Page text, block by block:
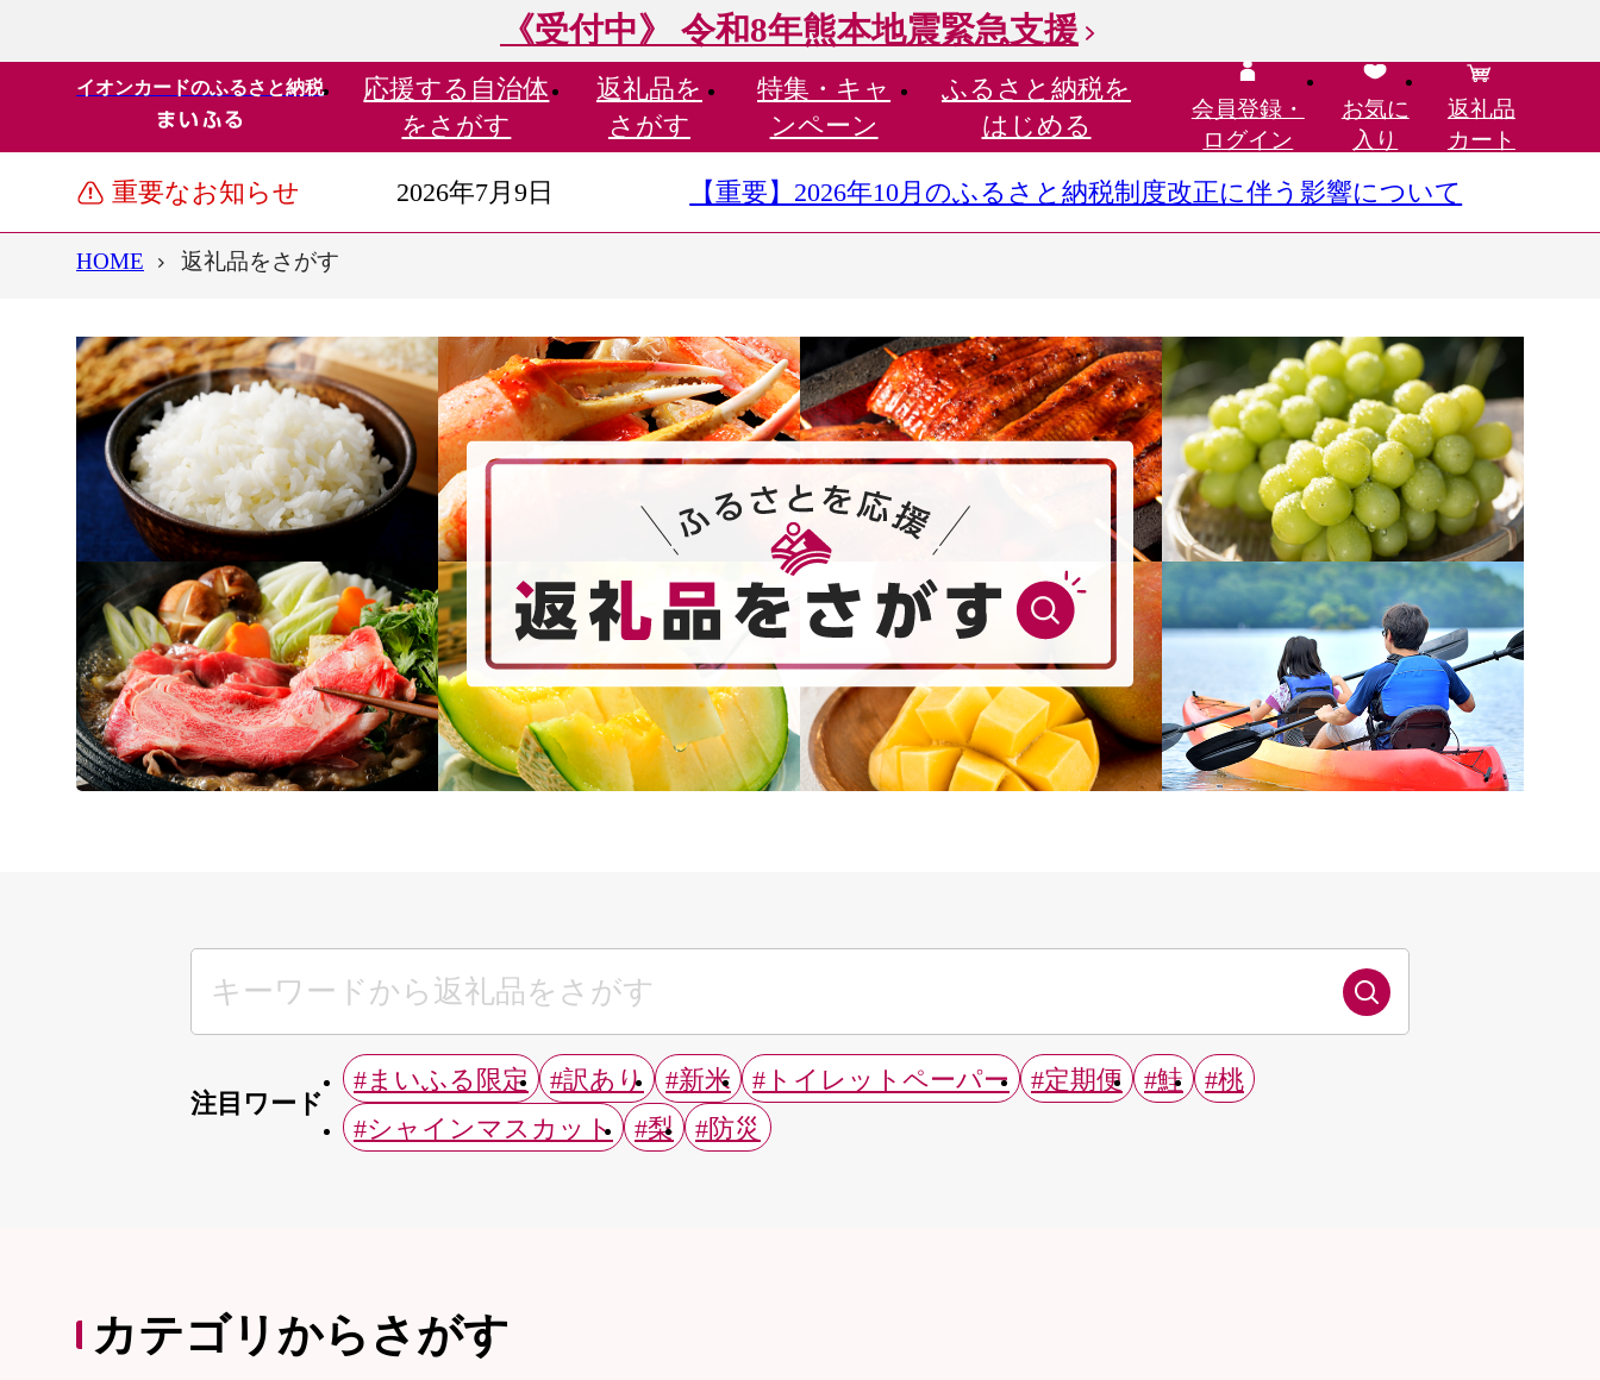
《受付中》 令和8年熊本地震緊急支援
イオンカードのふるさと納税 応援する 自治体
をさがす
返礼品を
さがす
特集・ キャ
ンペーン
ふるさと納税を
はじめる
会員登録・
ログイン
お気に
入り
返礼品
カート
重要なお知らせ 2026年7月9日 【重要】2026年10月のふるさと納税制度改正に伴う影響について
HOME 返礼品をさがす
注目ワード
#まいふる限定 #訳あり #新米 #トイレットペーパー #定期便 #鮭
#桃
#シャインマスカット
#梨 #防災
カテゴリからさがす